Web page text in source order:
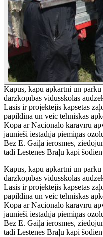
Kapus, kapu apkārtni un
dārzkopības vidusskolas
Lasis ir projektējis kapsētas
papildina un veic tehniskās
Kopā ar Nacionālo karavīru
jaunieši iestādīja piemiņas
Bez E. Gaiļa ierosmes,
tādi Lestenes Brāļu kapi
Kapus, kapu apkārtni un
dārzkopības vidusskolas
Lasis ir projektējis kapsētas
papildina un veic tehniskās
Kopā ar Nacionālo karavīru
jaunieši iestādīja piemiņas
Bez E. Gaiļa ierosmes,
tādi Lestenes Brāļu kapi